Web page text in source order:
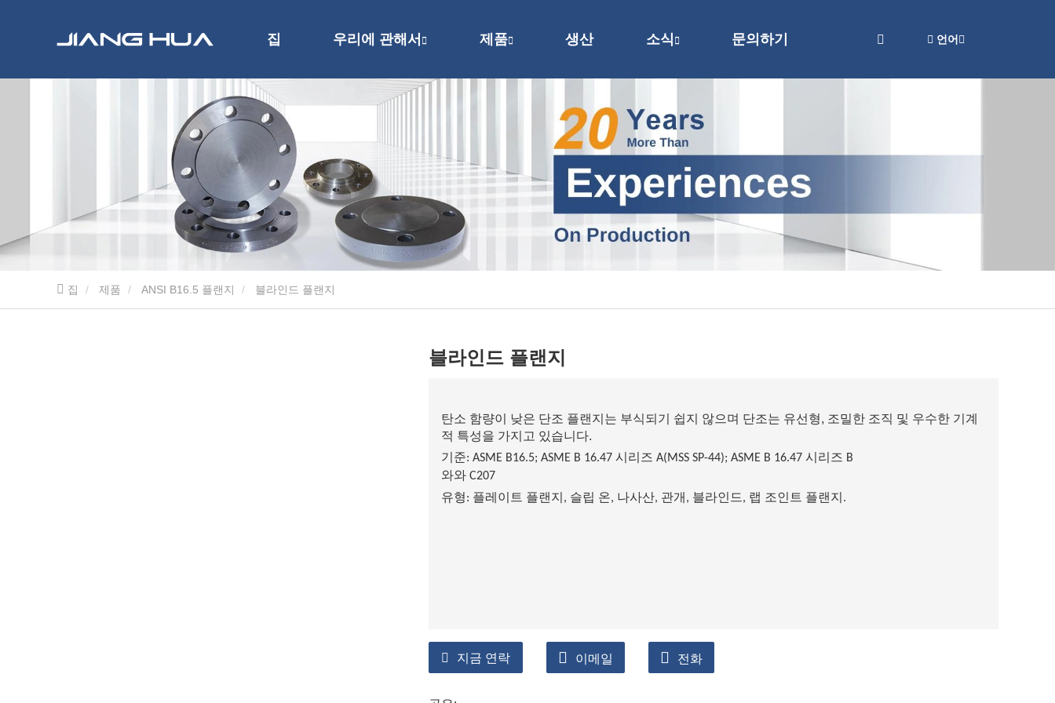
집 우리에 관해서 제품 생산 소식 문의하기 언어
집 제품 ANSI B16.5 플랜지 블라인드 플랜지
블라인드 플랜지
탄소 함량이 낮은 단조 플랜지는 부식되기 쉽지 않으며 단조는 유선형, 조밀한 조직 및 우수한 기계
적 특성을 가지고 있습니다.
기준: ASME B16.5; ASME B 16.47 시리즈 A(MSS SP-44); ASME B 16.47 시리즈 B
와와 C207
유형: 플레이트 플랜지, 슬립 온, 나사산, 관개, 블라인드, 랩 조인트 플랜지.
지금 연락 이메일 전화